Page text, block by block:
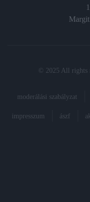
© 2025 All rights
moderálási szabályzat
impresszum ászf